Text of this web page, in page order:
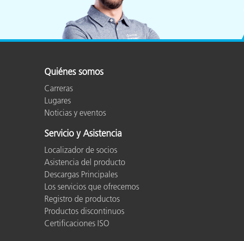
Quiénes somos
Carreras
Lugares
Noticias y eventos
Servicio y Asistencia
Localizador de socios
Asistencia del producto
Descargas Principales
Los servicios que ofrecemos
Registro de productos
Productos discontinuos
Certificaciones ISO